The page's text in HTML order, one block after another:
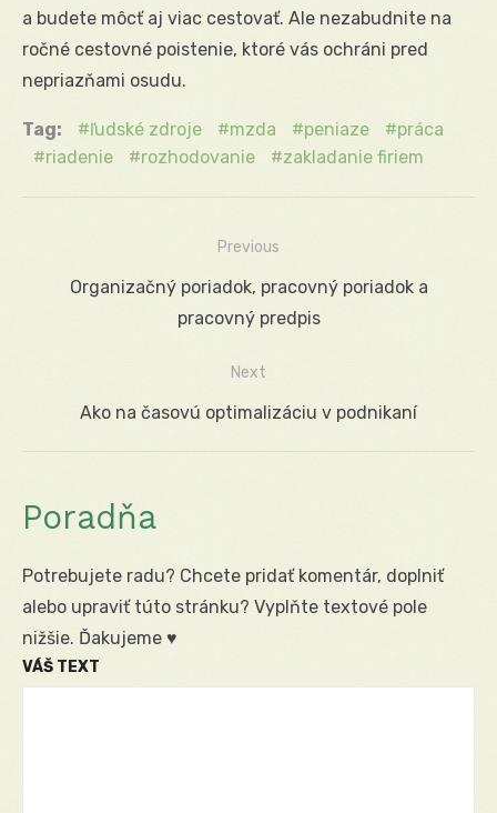
a budete môcť aj viac cestovať. Ale nezabudnite na
ročné cestovné poistenie, ktoré vás ochráni pred
nepriazňami osudu.
Tag: ľudské zdroje mzda peniaze
práca
riadenie
rozhodovanie zakladanie firiem
Navigácia
Previous
Previous
Organizačný poriadok, pracovný poriadok a
pracovný predpis
Next
Next
Ako na časovú optimalizáciu v podnikaní
Poradňa
Potrebujete radu? Chcete pridať komentár, doplniť
alebo upraviť túto stránku? Vyplňte textové pole
nižšie. Ďakujeme ♥
VÁŠ TEXT